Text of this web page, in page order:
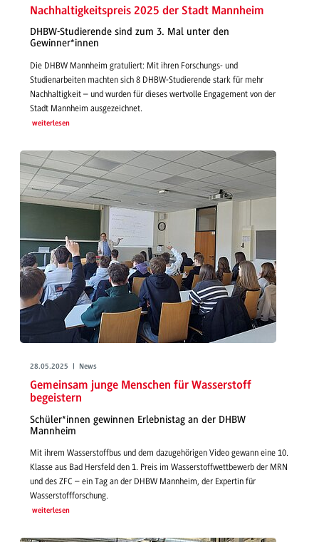
Nachhaltigkeitspreis 2025 der Stadt Mannheim
DHBW-Studierende sind zum 3. Mal unter den
Gewinner*innen
Die DHBW Mannheim gratuliert: Mit ihren Forschungs- und
Studienarbeiten machten sich 8 DHBW-Studierende stark für mehr
Nachhaltigkeit – und wurden für dieses wertvolle Engagement von der
Stadt Mannheim ausgezeichnet.
weiterlesen
28.05.2025 | News
Gemeinsam junge Menschen für Wasserstoff
begeistern
Schüler*innen gewinnen Erlebnistag an der DHBW
Mannheim
Mit ihrem Wasserstoffbus und dem dazugehörigen Video gewann eine 10.
Klasse aus Bad Hersfeld den 1. Preis im Wasserstoffwettbewerb der MRN
und des ZFC – ein Tag an der DHBW Mannheim, der Expertin für
Wasserstoffforschung.
weiterlesen